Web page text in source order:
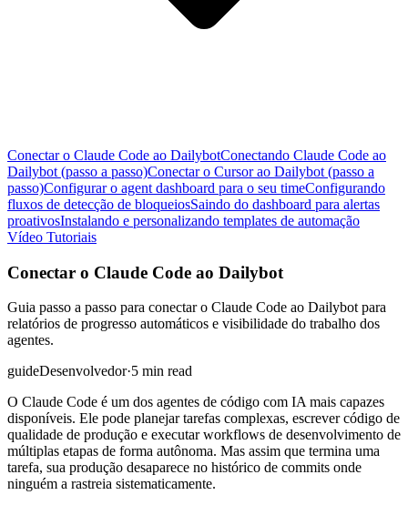
Conectar o Claude Code ao DailybotConectando Claude Code ao
Dailybot (passo a passo)Conectar o Cursor ao Dailybot (passo a
passo)Configurar o agent dashboard para o seu timeConfigurando
fluxos de detecção de bloqueiosSaindo do dashboard para alertas
proativosInstalando e personalizando templates de automação
Vídeo Tutoriais
Conectar o Claude Code ao Dailybot
Guia passo a passo para conectar o Claude Code ao Dailybot para
relatórios de progresso automáticos e visibilidade do trabalho dos
agentes.
guideDesenvolvedor·5 min read
O Claude Code é um dos agentes de código com IA mais capazes
disponíveis. Ele pode planejar tarefas complexas, escrever código de
qualidade de produção e executar workflows de desenvolvimento de
múltiplas etapas de forma autônoma. Mas assim que termina uma
tarefa, sua produção desaparece no histórico de commits onde
ninguém a rastreia sistematicamente.